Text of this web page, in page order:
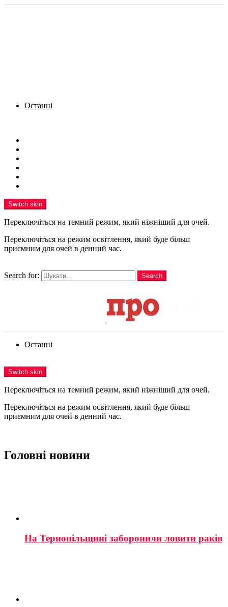
Останні
Switch skin
Переключіться на темний режим, який ніжніший для очей.
Переключіться на режим освітлення, який буде більш
приємним для очей в денний час.
Search for:
Search
Останні
Switch skin
Переключіться на темний режим, який ніжніший для очей.
Переключіться на режим освітлення, який буде більш
приємним для очей в денний час.
Головні новини
На Тернопільщині заборонили ловити раків